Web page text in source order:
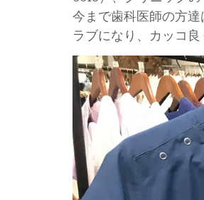
今まで歯科医師の方
ラブになり、カッコ良